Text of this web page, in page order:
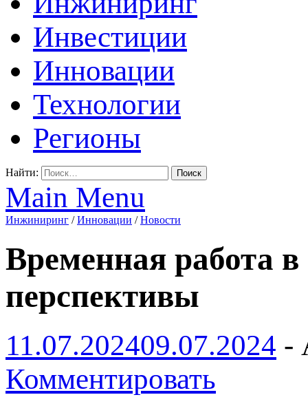
Инвестиции
Инновации
Технологии
Регионы
Найти:
Main Menu
Инжиниринг /Инновации /Новости
Временная работа
перспективы
11.07.202409.07.2024 -
Комментировать